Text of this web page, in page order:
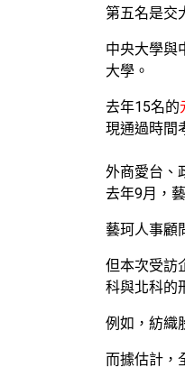
第五名是交
中央大學與
大學。
去年15名的
現通過時間
外商愛台、
去年9月，
藝珂人事顧
但本次受訪
科與北科的
例如，紡織
而據估計，